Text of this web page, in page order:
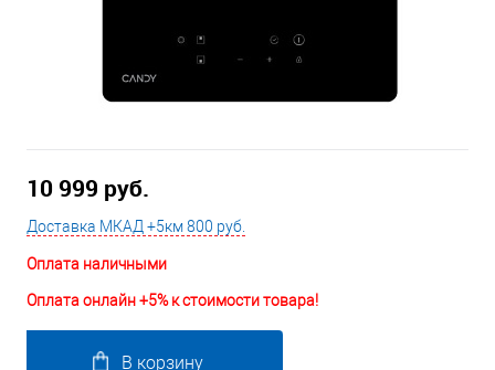
10 999 руб.
Доставка МКАД +5км 800 руб.
Оплата наличными
Оплата онлайн +5% к стоимости товара!
В корзину